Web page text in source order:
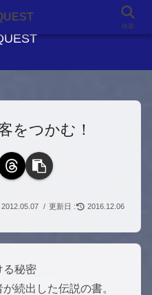
をつかむ！
2012.05.07 2016.12.06
る秘密
続出した伝説の書。
検索